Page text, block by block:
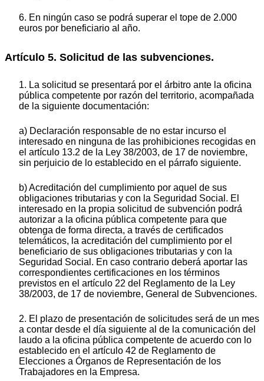
6. En ningún caso se podrá superar el tope de 2.000
euros por beneficiario al año.
Artículo 5. Solicitud de las subvenciones.
1. La solicitud se presentará por el árbitro ante la oficina
pública competente por razón del territorio, acompañada
de la siguiente documentación:
a) Declaración responsable de no estar incurso el
interesado en ninguna de las prohibiciones recogidas en
el artículo 13.2 de la Ley 38/2003, de 17 de noviembre,
sin perjuicio de lo establecido en el párrafo siguiente.
b) Acreditación del cumplimiento por aquel de sus
obligaciones tributarias y con la Seguridad Social. El
interesado en la propia solicitud de subvención podrá
autorizar a la oficina pública competente para que
obtenga de forma directa, a través de certificados
telemáticos, la acreditación del cumplimiento por el
beneficiario de sus obligaciones tributarias y con la
Seguridad Social. En caso contrario deberá aportar las
correspondientes certificaciones en los términos
previstos en el artículo 22 del Reglamento de la Ley
38/2003, de 17 de noviembre, General de Subvenciones.
2. El plazo de presentación de solicitudes será de un mes
a contar desde el día siguiente al de la comunicación del
laudo a la oficina pública competente de acuerdo con lo
establecido en el artículo 42 de Reglamento de
Elecciones a Órganos de Representación de los
Trabajadores en la Empresa.